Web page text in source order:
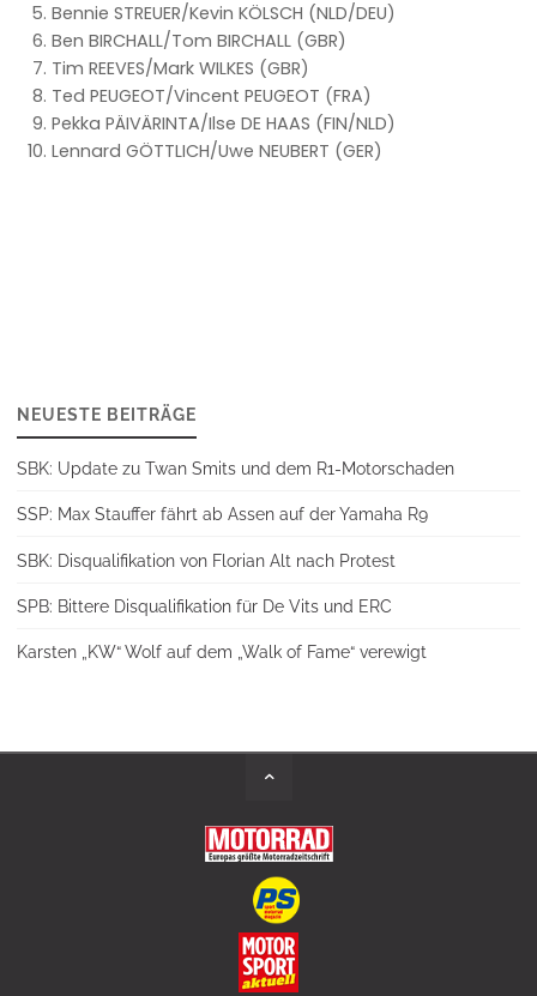
Bennie STREUER/Kevin KÖLSCH (NLD/DEU)
Ben BIRCHALL/Tom BIRCHALL (GBR)
Tim REEVES/Mark WILKES (GBR)
Ted PEUGEOT/Vincent PEUGEOT (FRA)
Pekka PÄIVÄRINTA/Ilse DE HAAS (FIN/NLD)
Lennard GÖTTLICH/Uwe NEUBERT (GER)
NEUESTE BEITRÄGE
SBK: Update zu Twan Smits und dem R1-Motorschaden
SSP: Max Stauffer fährt ab Assen auf der Yamaha R9
SBK: Disqualifikation von Florian Alt nach Protest
SPB: Bittere Disqualifikation für De Vits und ERC
Karsten „KW“ Wolf auf dem „Walk of Fame“ verewigt
Back